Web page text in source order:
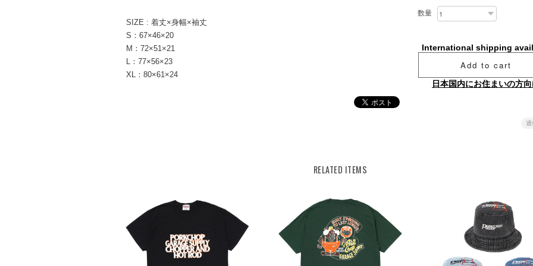
SIZE : 着丈×身幅×袖丈
S：67×46×20
M：72×51×21
L：77×56×23
XL：80×61×24
数量
International shipping
Add to cart
日本国内にお住まいの方
通
RELATED ITEMS